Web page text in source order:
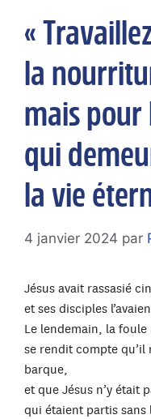
contenu
«
la
mais
qui
la vie
4 janvier 2024 par
Jésus avait rassasié
et ses disciples
Le lendemain, la foule
se rendit compte qu’il
barque,
et que Jésus n’y était
qui étaient partis sans